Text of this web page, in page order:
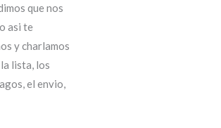
que nos
asi te
y charlamos
lista, los
el envio,